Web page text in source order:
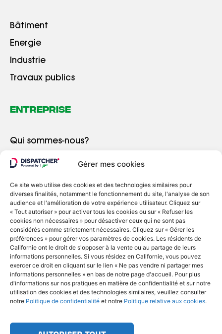
Gérer mes cookies
Ce site web utilise des cookies et des technologies similaires pour
diverses finalités, notamment le fonctionnement du site, l'analyse de son
audience et l'amélioration de votre expérience utilisateur. Cliquez sur
« Tout autoriser » pour activer tous les cookies ou sur « Refuser les
cookies non nécessaires » pour désactiver ceux qui ne sont pas
considérés comme strictement nécessaires. Cliquez sur « Gérer les
préférences » pour gérer vos paramètres de cookies. Les résidents de
Californie ont le droit de s'opposer à la vente ou au partage de leurs
informations personnelles. Si vous résidez en Californie, vous pouvez
exercer ce droit en cliquant sur le lien « Ne pas vendre ni partager mes
informations personnelles » en bas de notre page d'accueil. Pour plus
d'informations sur nos pratiques en matière de confidentialité et sur notre
utilisation des cookies et des technologies similaires, veuillez consulter
notre Politique de confidentialité et notre Politique relative aux cookies.
Bâtiment
Energie
Industrie
Travaux publics
Entreprise
Qui sommes-nous?
Le blog
Nous contacter
Plan de site
Conditions Générales de Vente
Politique de cookies
ALLER PLUS LOIN
Se connecter